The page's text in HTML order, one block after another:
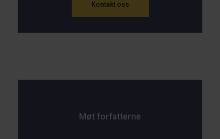
Kontakt oss
Møt forfatterne